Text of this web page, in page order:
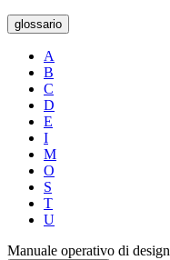
glossario
A
B
C
D
E
I
M
O
S
T
U
Manuale operativo di design